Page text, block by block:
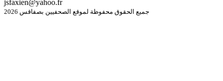
jsfaxien@yahoo.fr
جميع الحقوق محفوظة لموقع الصحفيين بصفاقس 2026